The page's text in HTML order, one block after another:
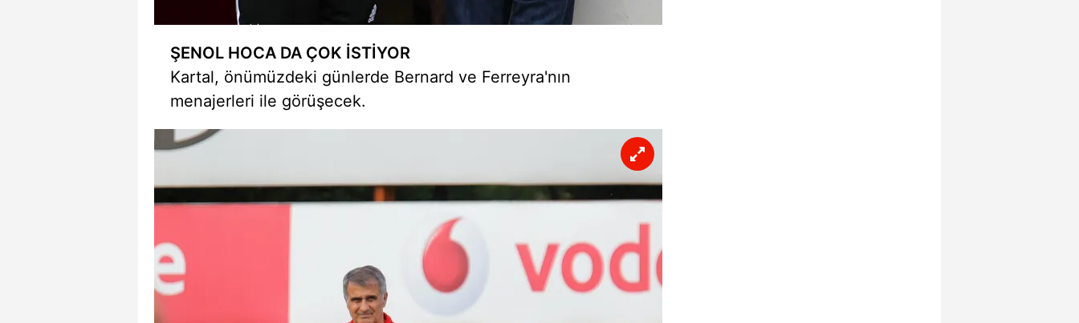
mevzuata uygun olarak kullanılan çerezlerle ilgili bilgi almak için lütfen
ŞENOL HOCA DA ÇOK İSTİYOR
Kartal, önümüzdeki günlerde Bernard ve Ferreyra'nın
menajerleri ile görüşecek.